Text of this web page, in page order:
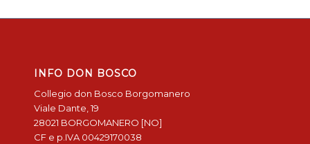
INFO DON BOSCO
Collegio don Bosco Borgomanero
Viale Dante, 19
28021 BORGOMANERO [NO]
CF e p.IVA 00429170038